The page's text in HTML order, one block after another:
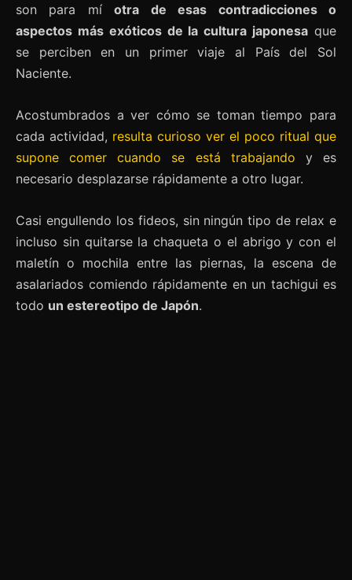
son para míotra de esas contradicciones o
aspectos más exóticos de la cultura japonesa que
se perciben en un primer viaje al País del Sol
Naciente.
Acostumbrados a ver cómo se toman tiempo para
cada actividad, resulta curioso ver el poco ritual que
supone comer cuando se está trabajando y es
necesario desplazarse rápidamente a otro lugar.
Casi engullendo los fideos, sin ningún tipo de relax e
incluso sin quitarse la chaqueta o el abrigo y con el
maletín o mochila entre las piernas, la escena de
asalariados comiendo rápidamente en un tachigui es
todo un estereotipo de Japón.